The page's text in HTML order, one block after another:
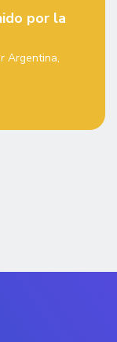
por la
Argentina,